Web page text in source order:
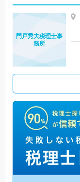
門戸秀夫税理士事
務所